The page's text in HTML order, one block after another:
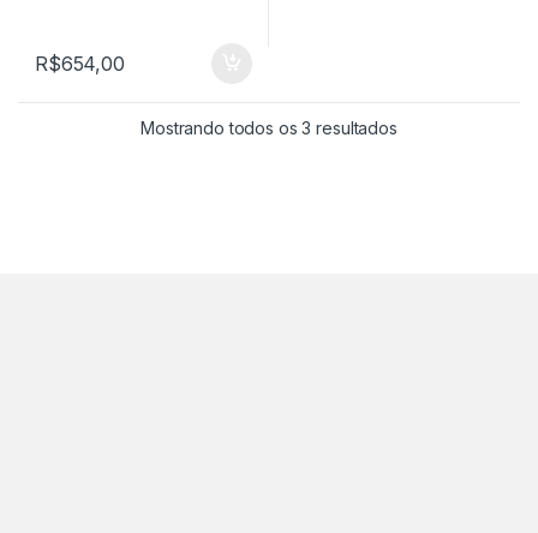
R$654,00
Mostrando todos os 3 resultados